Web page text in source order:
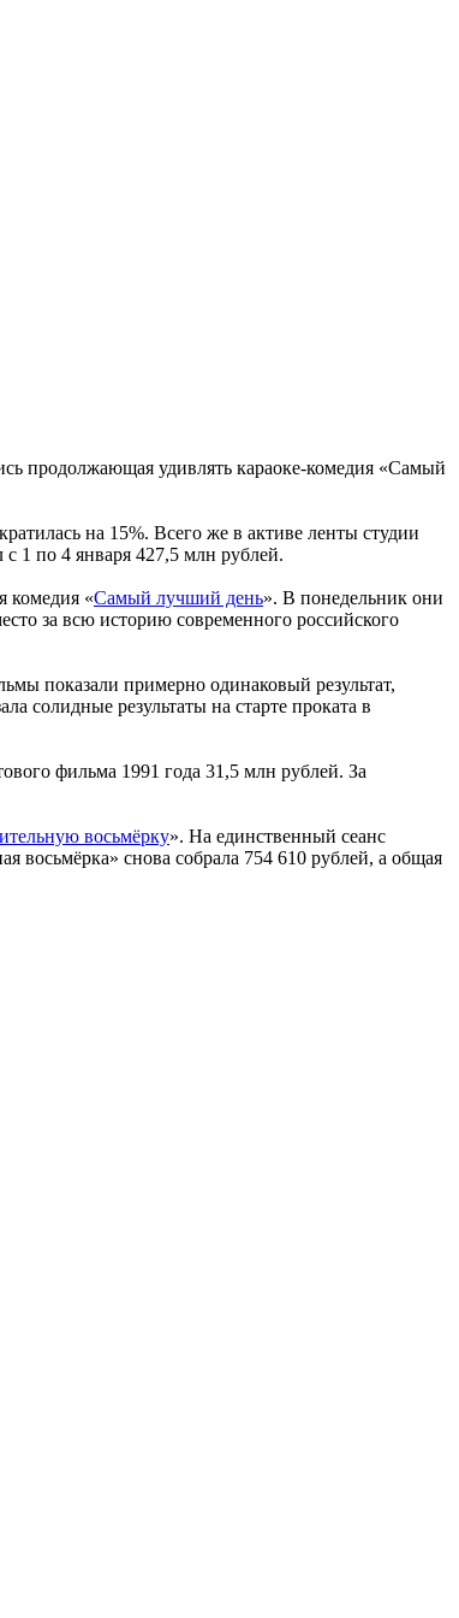
продолжающая удивлять караоке-комедия «Самый
на 15%. Всего же в активе ленты студии
1 по 4 января 427,5 млн рублей.
комедия «Самый лучший день». В понедельник они
за всю историю современного российского
показали примерно одинаковый результат,
солидные результаты на старте проката в
фильма 1991 года 31,5 млн рублей. За
восьмёрку». На единственный сеанс
восьмёрка» снова собрала 754 610 рублей, а общая